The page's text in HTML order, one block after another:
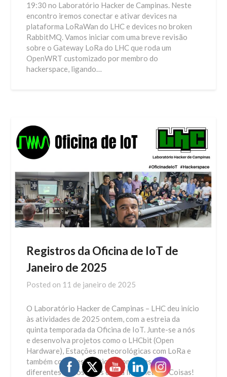
19:30 no Laboratório Hacker de Campinas. Neste
encontro iremos conectar e ativar devices na
plataforma LoRaWan do LHC e devices no broken
RabbitMQ. Vamos iniciar com uma breve revisão
sobre o Gateway LoRa do LHC que roda um
OpenWRT customizado por membro do
hackerspace, ligando…
Registros da Oficina de IoT de
Janeiro de 2025
Posted on 11 de janeiro de 2025
O Laboratório Hacker de Campinas – LHC deu início
às atividades de 2025 ontem, com a estreia da
quinta temporada da Oficina de IoT. Junte-se a nós
e desenvolva projetos como o LHCbit (Open
Hardware), Estações meteorológicas com LoRa e
também com Meshtastic, automações com
diferentes dispositivos com a Internet das Coisas!